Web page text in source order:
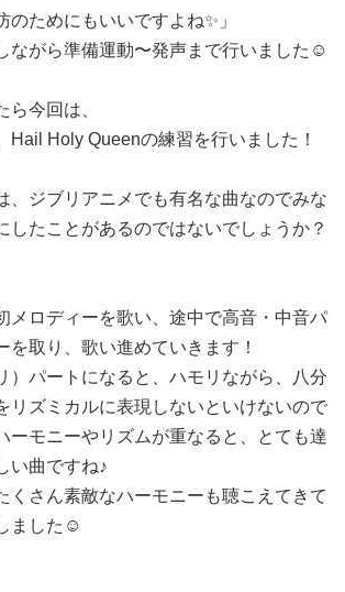
のためにもいいですよね✨」
ながら準備運動〜発声まで行いました☺️
ら今回は、
Hail Holy Queenの練習を行いました！
、ジブリアニメでも有名な曲なのでみな
したことがあるのではないでしょうか？
メロディーを歌い、途中で高音・中音パ
を取り、歌い進めていきます！
）パートになると、ハモリながら、八分
リズミカルに表現しないといけないので
ーモニーやリズムが重なると、とても達
い曲ですね♪
くさん素敵なハーモニーも聴こえてきて
ました☺️